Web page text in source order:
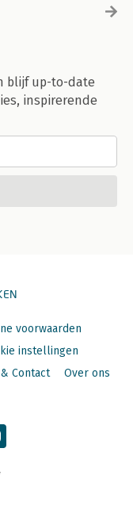
blijf up-to-date
inspirerende
voorwaarden
instellingen
Contact Over ons